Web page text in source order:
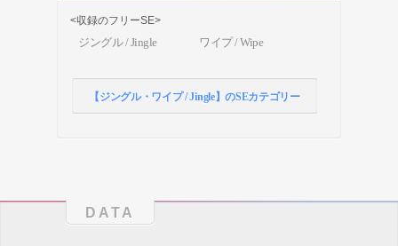
<収録のフリーSE>
ジングル / Jingle ワイプ / Wipe
【ジングル・ワイプ / Jingle】のSEカテゴリー
DATA